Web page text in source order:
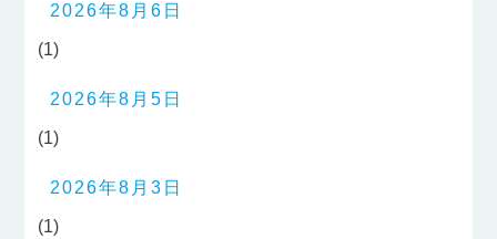
2026年8月6日
(1)
2026年8月5日
(1)
2026年8月3日
(1)